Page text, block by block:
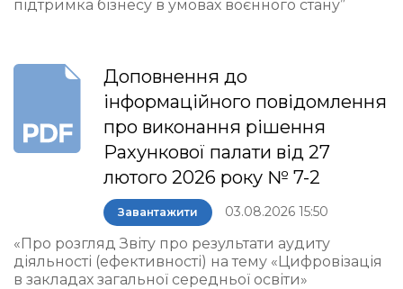
підтримка бізнесу в умовах воєнного стану”
Доповнення до
інформаційного повідомлення
про виконання рішення
Рахункової палати від 27
лютого 2026 року № 7-2
Завантажити 03.08.2026 15:50
«Про розгляд Звіту про результати аудиту
діяльності (ефективності) на тему «Цифровізація
в закладах загальної середньої освіти»